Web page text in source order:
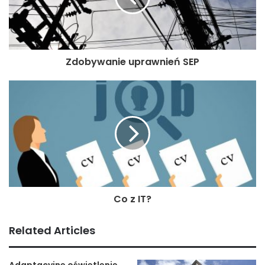
audytu sprawozdań
finansowych?
Warto wiedzieć, że omawiane badanie audytu sprawozdań
finansowych składa się z dwóch etapów. Pierwszym z nich
są prace wstępne, do których koniecznie należy zaliczyć
określenie prawidłowości, a także wiarygodności
wszystkich stosowanych procedur.
Z kolei w drugim etapie trzeba wymienić prace zasadnicze.
Polegają one bowiem na sprawdzeniu prawidłowości
wyceny nie tylko aktywów, ale również pasywów czy
zbadaniem sprawozdań finansowych. Koniecznie jest
bardzo dokładne uwzględnienie kryteriów kompletności i
Ponadto audytorzy muszą udzielić porad dotyczących
Zdobywanie uprawnień SEP
Co z IT?
Related Articles